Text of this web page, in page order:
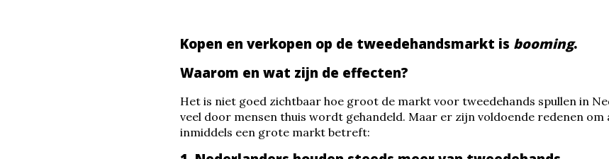
Kopen en verkopen op de tweedehandsmarkt is booming.
Waarom en wat zijn de effecten?
Het is niet goed zichtbaar hoe groot de markt voor tweedehands spullen in
veel door mensen thuis wordt gehandeld. Maar er zijn voldoende redenen om
inmiddels een grote markt betreft: